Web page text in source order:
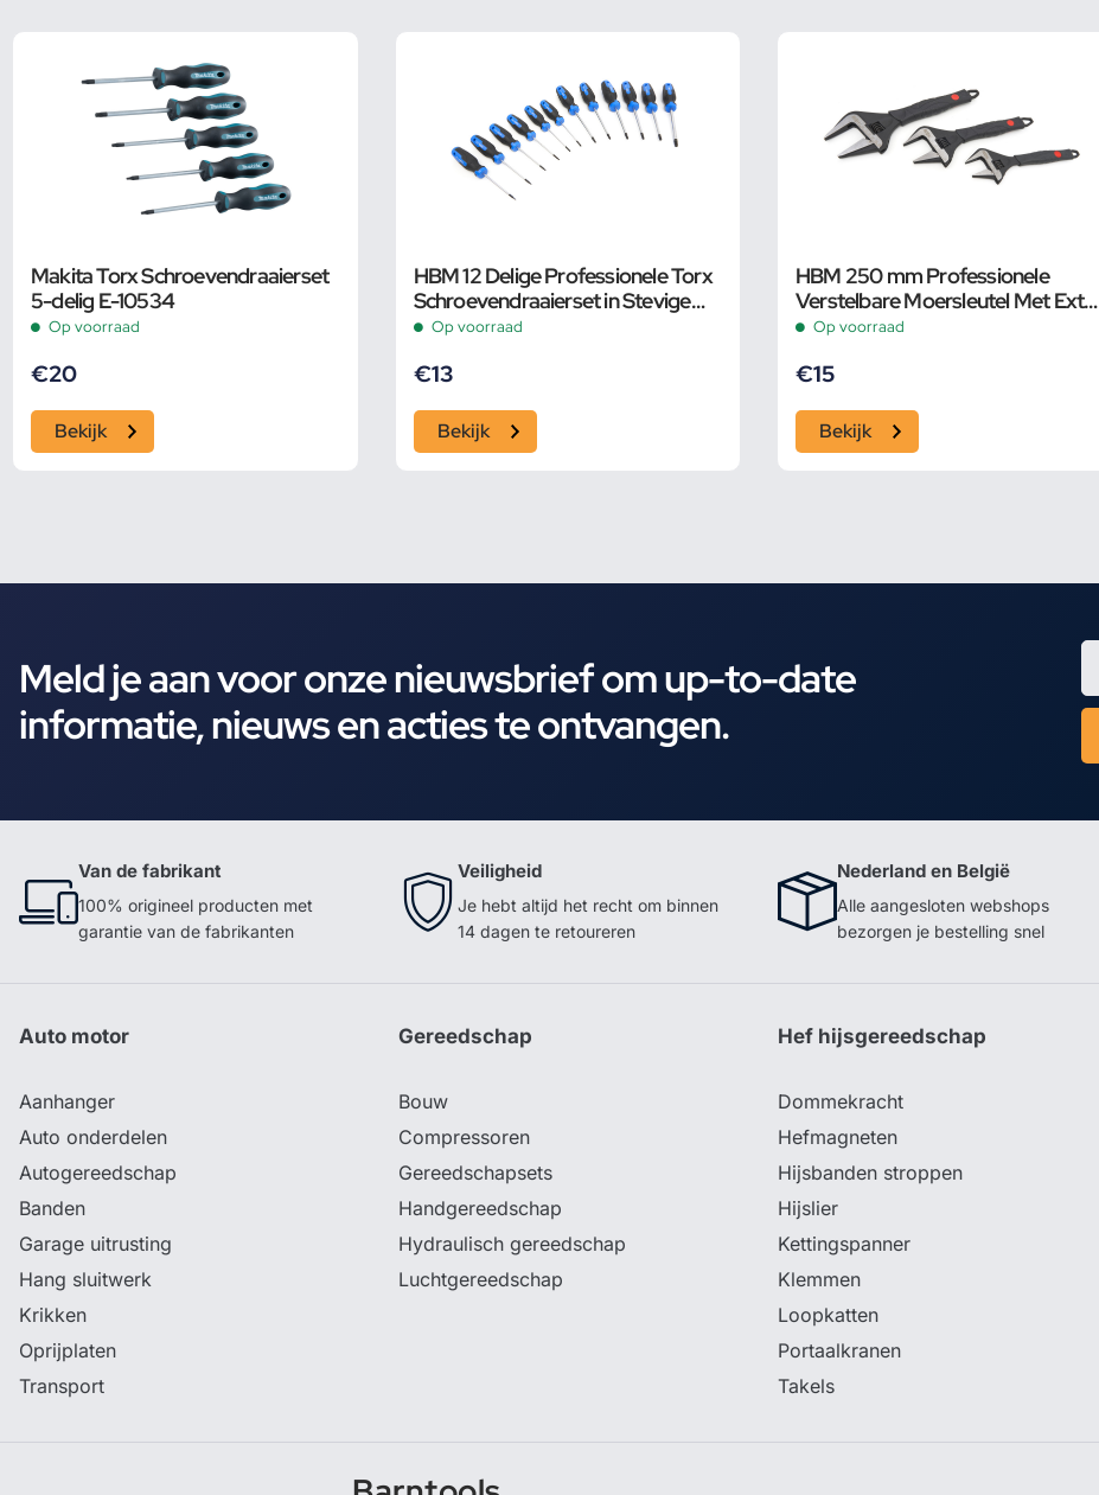
Makita Torx Schroevendraaierset
5-delig E-10534
Op voorraad
€20
Bekijk
HBM 12 Delige Professionele Torx
Schroevendraaierset in Stevige
Opbergetui
Op voorraad
€13
Bekijk
HBM 250 mm Professionele
Verstelbare Moersleutel Met Extra
Groot Bereik en Extra Smalle Bek
Op voorraad
€15
Bekijk
Meld je aan voor onze nieuwsbrief om up-to-date
informatie, nieuws en acties te ontvangen.
Van de fabrikant
100% origineel producten met
garantie van de fabrikanten
Veiligheid
Je hebt altijd het recht om binnen
14 dagen te retoureren
Nederland en België
Alle aangesloten webshops
bezorgen je bestelling snel
Auto motor
Aanhanger
Auto onderdelen
Autogereedschap
Banden
Garage uitrusting
Hang sluitwerk
Krikken
Oprijplaten
Transport
Gereedschap
Bouw
Compressoren
Gereedschapsets
Handgereedschap
Hydraulisch gereedschap
Luchtgereedschap
Hef hijsgereedschap
Dommekracht
Hefmagneten
Hijsbanden stroppen
Hijslier
Kettingspanner
Klemmen
Loopkatten
Portaalkranen
Takels